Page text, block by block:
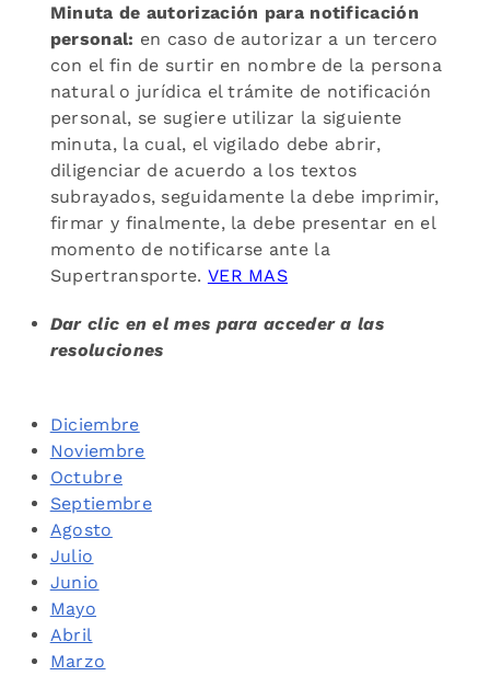
Minuta de autorización para notificación
personal: en caso de autorizar a un tercero
con el fin de surtir en nombre de la persona
natural o jurídica el trámite de notificación
personal, se sugiere utilizar la siguiente
minuta, la cual, el vigilado debe abrir,
diligenciar de acuerdo a los textos
subrayados, seguidamente la debe imprimir,
firmar y finalmente, la debe presentar en el
momento de notificarse ante la
Supertransporte. VER MAS
Dar clic en el mes para acceder a las
resoluciones
Diciembre
Noviembre
Octubre
Septiembre
Agosto
Julio
Junio
Mayo
Abril
Marzo